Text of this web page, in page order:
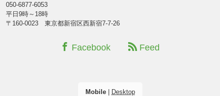
050-6877-6053
平日9時～18時
〒160-0023 東京都新宿区西新宿7-7-26
Facebook Feed
Mobile| Desktop